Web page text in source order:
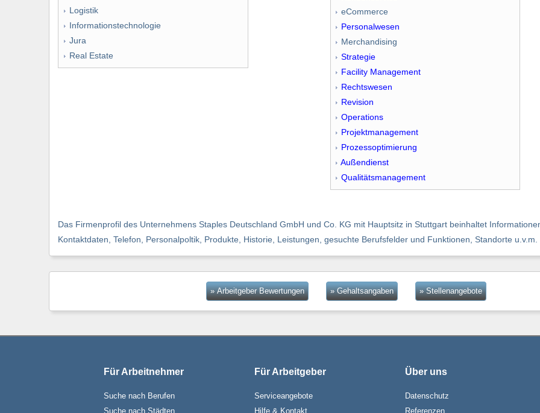
Logistik
Informationstechnologie
Jura
Real Estate
eCommerce
Personalwesen
Merchandising
Strategie
Facility Management
Rechtswesen
Revision
Operations
Projektmanagement
Prozessoptimierung
Außendienst
Qualitätsmanagement
Das Firmenprofil des Unternehmens Staples Deutschland GmbH und Co. KG mit Hauptsitz in Stuttgart beinhaltet
Kontaktdaten, Telefon, Personalpoltik, Produkte, Historie, Leistungen, gesuchte Berufsfelder und Funktionen, Standorte u.v.m.
» Arbeitgeber Bewertungen » Gehaltsangaben » Stellenangebote
Für Arbeitnehmer
Suche nach Berufen
Suche nach Städten
Für Arbeitgeber
Serviceangebote
Hilfe & Kontakt
Über uns
Datenschutz
Referenzen